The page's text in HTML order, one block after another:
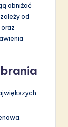
obniżać
od